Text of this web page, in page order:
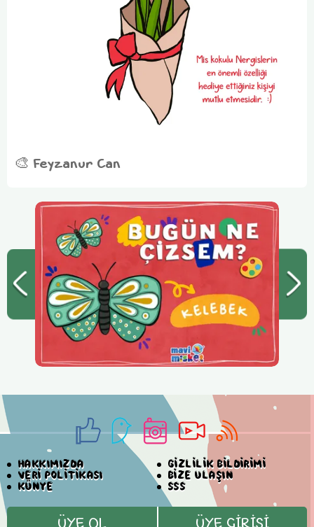
🎨 Feyzanur Can
HAKKIMIZDA
GİZLİLİK BİLDİRİMİ
VERİ POLİTİKASI
BİZE ULAŞIN
KÜNYE
SSS
ÜYE OL ÜYE GİRİŞİ